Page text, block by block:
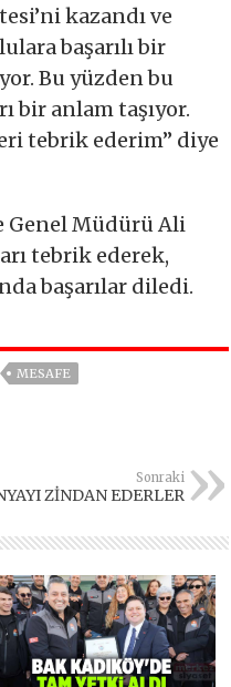
kazandı ve
başarılı bir
Bu yüzden bu
bir anlam taşıyor.
tebrik ederim” diye
Genel Müdürü Ali
tebrik ederek,
başarılar diledi.
MESAFE
Sonraki
ZİNDAN EDERLER